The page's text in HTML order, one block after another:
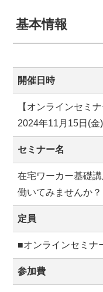
基本情報
開催日時
【オンラインセミ
2024年11月15日(金
セミナー名
在宅ワーカー基礎
働いてみませんか？
定員
■オンラインセミナ
参加費